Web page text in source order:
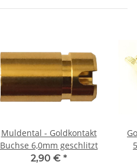
Muldental - Goldkontakt
Buchse 6,0mm geschlitzt
2,90 € *